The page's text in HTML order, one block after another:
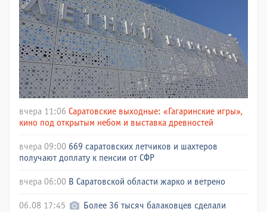
вчера 11:06 Саратовские выходные: «Гагаринские игры»,
кино под открытым небом и выставка древностей
вчера 09:00 669 саратовских летчиков и шахтеров
получают доплату к пенсии от СФР
вчера 06:00 В Саратовской области жарко и ветрено
06.08 17:45
Более 36 тысяч балаковцев сделали